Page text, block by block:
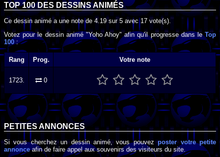
TOP 100 DES DESSINS ANIMÉS
Ce dessin animé a une note de 4.19sur5 avec17 vote(s).
Votez pour le dessin animé "Yoho Ahoy" afin qu'il progresse dans leTop
100 :
Rang Prog. Votre note
1723. 0
PETITES ANNONCES
Si vous cherchez un dessin animé, vous pouvezposter votre petite
annonceafin de faire appel aux souvenirs des visiteurs du site.